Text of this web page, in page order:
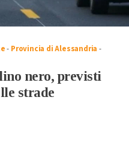
- Provincia di Alessandria -
nero, previsti
strade